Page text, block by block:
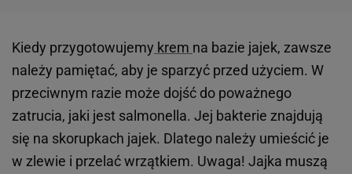
Kiedy przygotowujemy krem na bazie jajek, zawsze
należy pamiętać, aby je sparzyć przed użyciem. W
przeciwnym razie może dojść do poważnego
zatrucia, jaki jest salmonella. Jej bakterie znajdują
się na skorupkach jajek. Dlatego należy umieścić je
w zlewie i przelać wrzątkiem. Uwaga! Jajka muszą